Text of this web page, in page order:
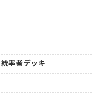
率者デッキ